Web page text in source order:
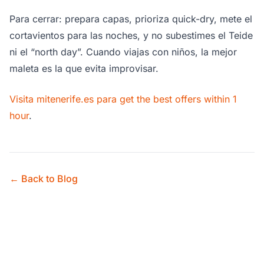
Para cerrar: prepara capas, prioriza quick-dry, mete el
cortavientos para las noches, y no subestimes el Teide
ni el “north day”. Cuando viajas con niños, la mejor
maleta es la que evita improvisar.
Visita mitenerife.es para get the best offers within 1
hour.
← Back to Blog